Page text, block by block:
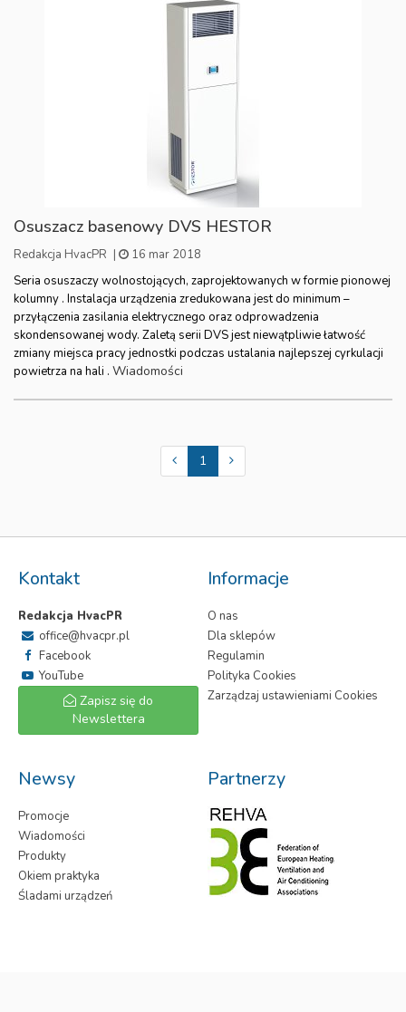
Osuszacz basenowy DVS HESTOR
Redakcja HvacPR |
16 mar 2018
Seria osuszaczy wolnostojących, zaprojektowanych w formie pionowej
kolumny . Instalacja urządzenia zredukowana jest do minimum –
przyłączenia zasilania elektrycznego oraz odprowadzenia
skondensowanej wody. Zaletą serii DVS jest niewątpliwie łatwość
zmiany miejsca pracy jednostki podczas ustalania najlepszej cyrkulacji
powietrza na hali . Wiadomości
1
Kontakt
Redakcja HvacPR
office@hvacpr.pl
Facebook
YouTube
Zapisz się do
Newslettera
Informacje
O nas
Dla sklepów
Regulamin
Polityka Cookies
Zarządzaj ustawieniami Cookies
Newsy
Promocje
Wiadomości
Produkty
Okiem praktyka
Śladami urządzeń
Partnerzy